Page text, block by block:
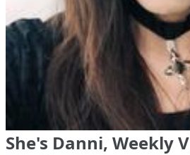
She's Danni, Weekly